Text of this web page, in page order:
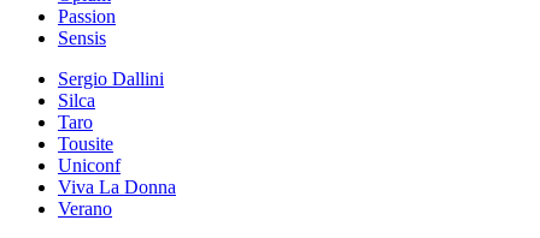
Passion
Sensis
Sergio Dallini
Silca
Taro
Tousite
Uniconf
Viva La Donna
Verano